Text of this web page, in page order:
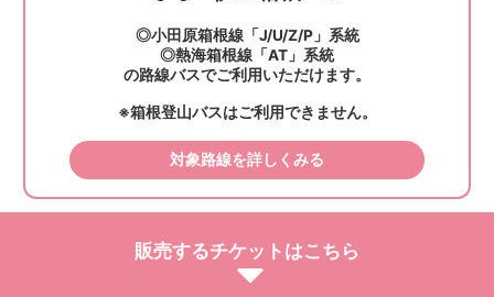
◎小田原箱根線「J/U/Z/P」系統
◎熱海箱根線「AT」系統
の路線バスでご利用いただけます。
※箱根登山バスはご利用できません。
対象路線を詳しくみる
販売するチケットはこちら